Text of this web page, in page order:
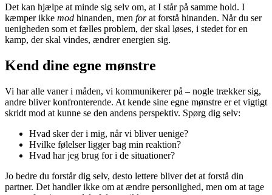
Det kan hjælpe at minde sig selv om, at I står på samme hold. I
kæmper ikke mod hinanden, men forat forstå hinanden. Når du ser
uenigheden som et fælles problem, der skal løses, i stedet for en
kamp, der skal vindes, ændrer energien sig.
Kend dine egne mønstre
Vi har alle vaner i måden, vi kommunikerer på – nogle trækker sig,
andre bliver konfronterende. At kende sine egne mønstre er et vigtigt
skridt mod at kunne se den andens perspektiv. Spørg dig selv:
Hvad sker der i mig, når vi bliver uenige?
Hvilke følelser ligger bag min reaktion?
Hvad har jeg brug for i de situationer?
Jo bedre du forstår dig selv, desto lettere bliver det at forstå din
partner. Det handler ikke om at ændre personlighed, men om at tage